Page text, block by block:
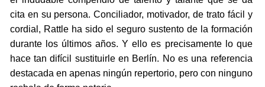
cita en su persona. Conciliador, motivador, de trato fácil y
cordial, Rattle ha sido el seguro sustento de la formación
durante los últimos años. Y ello es precisamente lo que
hace tan difícil sustituirle en Berlín. No es una referencia
destacada en apenas ningún repertorio, pero con ninguno